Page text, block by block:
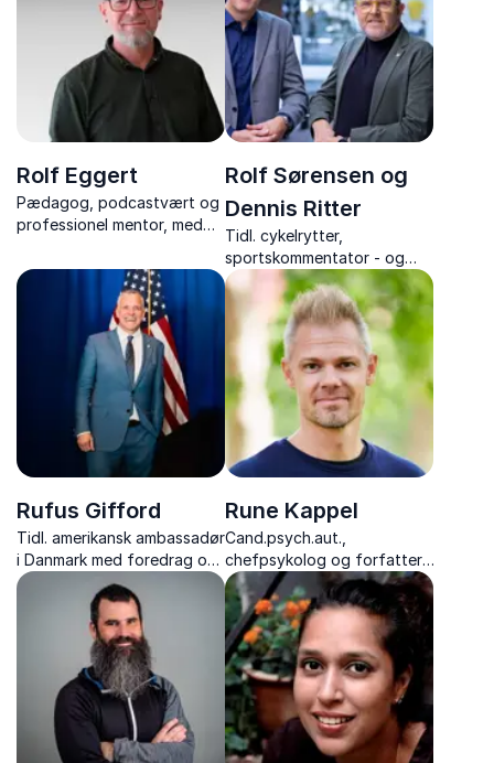
professionelle og personlige
Rolf Eggert
Pædagog, podcastvært og
professionel mentor, med
mønsterbrud, relationer og
håb – baseret på en livsrejse
fra modgang til
meningsfuldhed.
Rolf Sørensen og
Dennis Ritter
Tidl. cykelrytter,
sportskommentator - og
TV-vært, med foredrag om
Touren, cykelsportens
hemmeligheder og
personlige anekdoter fra
cykellegenden og
kommentatoren.
Rufus Gifford
Tidl. amerikansk ambassadør
i Danmark med foredrag om
diplomati, mangfoldighed
og moderne lederskab.
Rune Kappel
Cand.psych.aut.,
chefpsykolog og forfatter,
der omsætter ny forskning
til inspirerende og praktisk
viden om psykologi, digital
trivsel og selvkontrol.